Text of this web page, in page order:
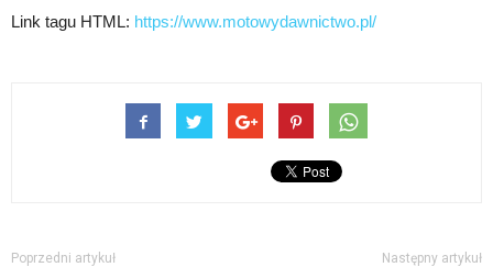
Link tagu HTML: https://www.motowydawnictwo.pl/
Poprzedni artykuł Następny artykuł